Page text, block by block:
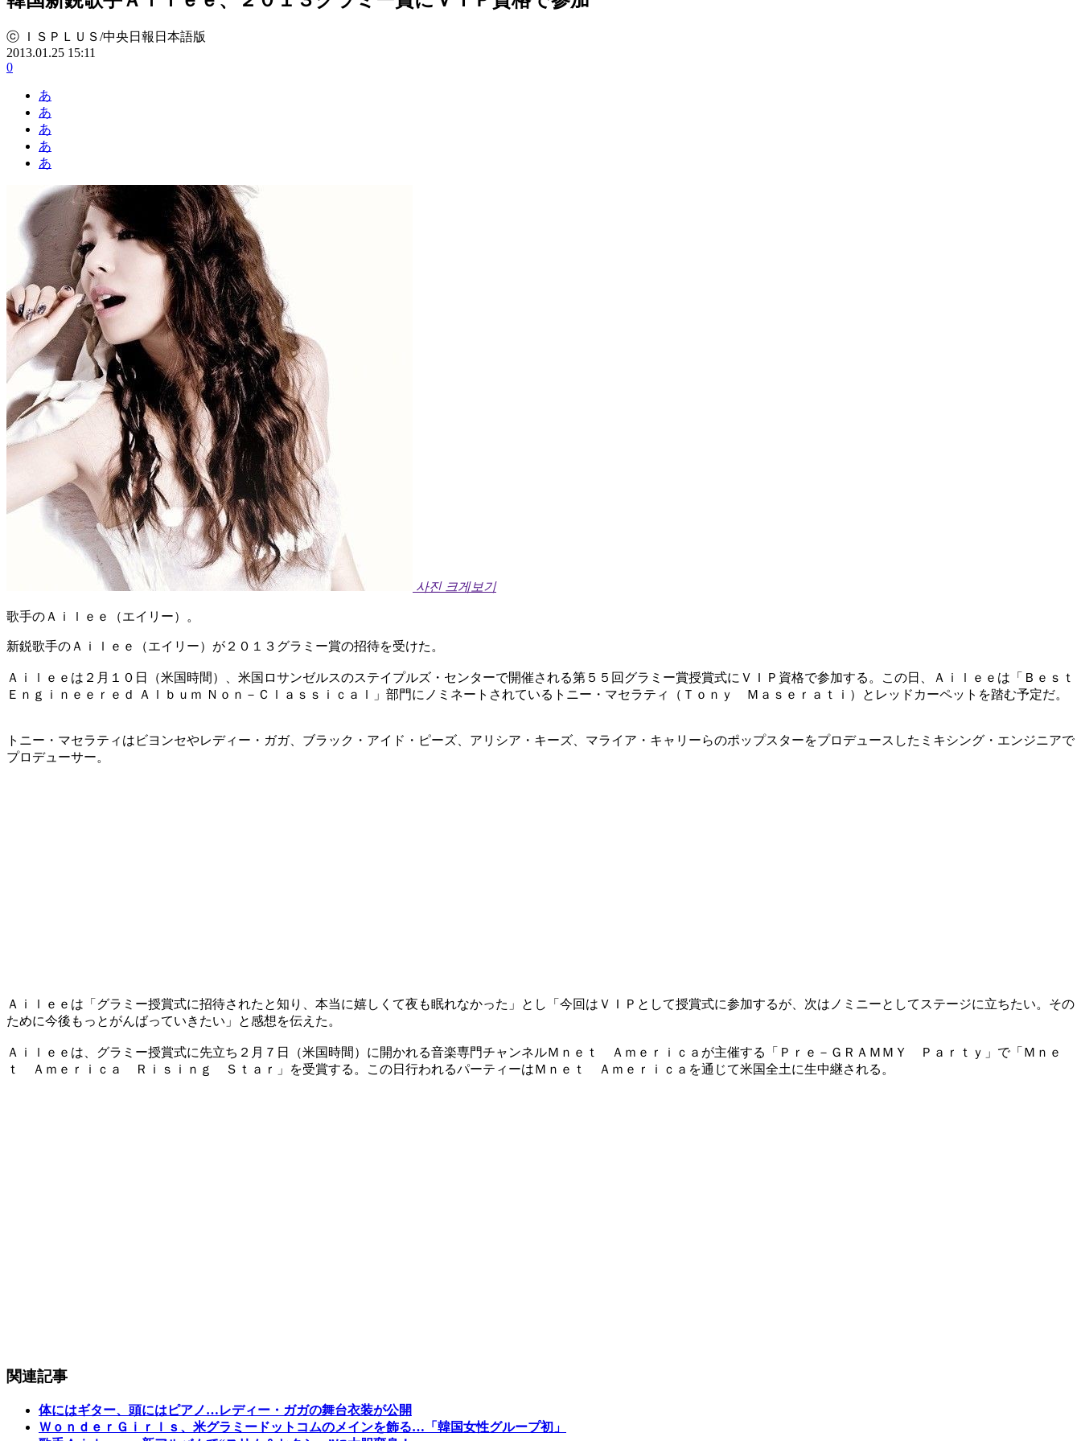
ⓒ ＩＳＰＬＵＳ/中央日報日本語版
2013.01.25 15:11
0
あ
あ
あ
あ
あ
사진 크게보기
歌手のＡｉｌｅｅ（エイリー）。
新鋭歌手のＡｉｌｅｅ（エイリー）が２０１３グラミー賞の招待を受けた。
Ａｉｌｅｅは２月１０日（米国時間）、米国ロサンゼルスのステイプルズ・センターで開催される第５５回グラミー賞授賞式にＶＩＰ資格で参加する。この日、Ａｉｌｅｅは「Ｂｅｓｔ
Ｅｎｇｉｎｅｅｒｅｄ Ａｌｂｕｍ Ｎｏｎ－Ｃｌａｓｓｉｃａｌ」部門にノミネートされているトニー・マセラティ（Ｔｏｎｙ Ｍａｓｅｒａｔｉ）とレッドカーペットを踏む予定だ。
トニー・マセラティはビヨンセやレディー・ガガ、ブラック・アイド・ピーズ、アリシア・キーズ、マライア・キャリーらのポップスターをプロデュースしたミキシング・エンジニアで
プロデューサー。
Ａｉｌｅｅは「グラミー授賞式に招待されたと知り、本当に嬉しくて夜も眠れなかった」とし「今回はＶＩＰとして授賞式に参加するが、次はノミニーとしてステージに立ちたい。その
ために今後もっとがんばっていきたい」と感想を伝えた。
Ａｉｌｅｅは、グラミー授賞式に先立ち２月７日（米国時間）に開かれる音楽専門チャンネルＭｎｅｔ Ａｍｅｒｉｃａが主催する「Ｐｒｅ－ＧＲＡＭＭＹ Ｐａｒｔｙ」で「Ｍｎｅ
ｔ Ａｍｅｒｉｃａ Ｒｉｓｉｎｇ Ｓｔａｒ」を受賞する。この日行われるパーティーはＭｎｅｔ Ａｍｅｒｉｃａを通じて米国全土に生中継される。
関連記事
体にはギター、頭にはピアノ…レディー・ガガの舞台衣装が公開
ＷｏｎｄｅｒＧｉｒｌｓ、米グラミードットコムのメインを飾る…「韓国女性グループ初」